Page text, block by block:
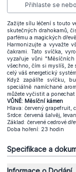
Přihlaste se
Zažijte sílu léčení s touto
skutečných drahokamů,
parfému a magických
Harmonizujte a vyvažte
čakrami. Tato svíčka,
vyzařuje vůni
všechno, čím si myslíš,
celý váš energetický
Když zapálíte svíčku,
speciálně namíchané
můžete vyčistit a
VŮNĚ: Měsíční kámen
Hlava: červený grapefruit,
Srdce: červená šalvěj,
Základ: červené cedrové
Doba hoření: 23 hodin
Specifikace a